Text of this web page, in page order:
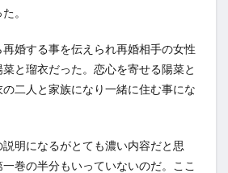
。
婚する事を伝えられ再婚相手の女性
と瑠衣だった。恋心を寄せる陽菜と
二人と家族になり一緒に住む事にな
明になるがとても濃い内容だと思
巻の半分もいっていないのだ。ここ